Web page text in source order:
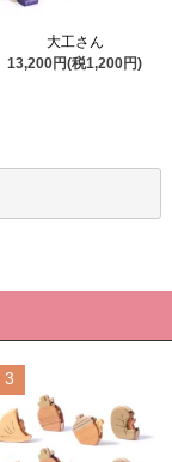
大工さん
13,200円(税1,200円)
3